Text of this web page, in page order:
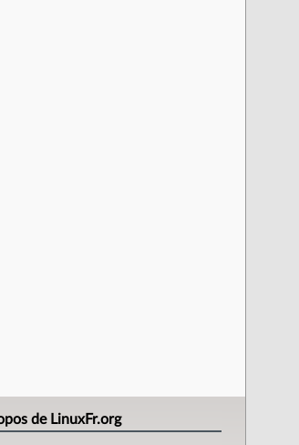
de LinuxFr.org